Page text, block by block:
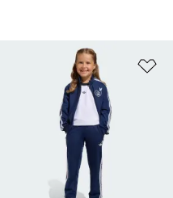
a la lista de deseos